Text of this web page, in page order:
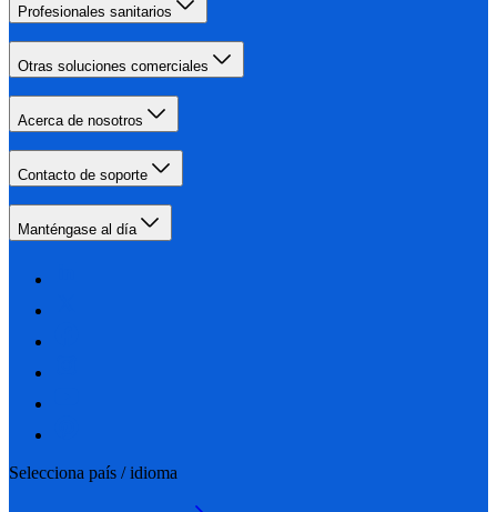
Profesionales sanitarios
Otras soluciones comerciales
Acerca de nosotros
Contacto de soporte
Manténgase al día
Selecciona país / idioma